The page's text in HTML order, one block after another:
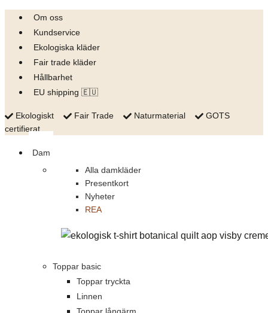
Skip
content
Om oss
Kundservice
Ekologiska kläder
Fair trade kläder
Hållbarhet
EU shipping 🇪🇺
Ekologiskt Fair Trade Naturmaterial
GOTS
certifierat
Dam
Alla damkläder
Presentkort
Nyheter
REA
Toppar basic
Toppar tryckta
Linnen